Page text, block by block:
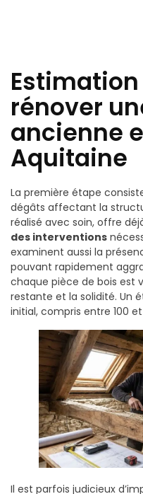
rénover
ancienne
Aquitaine
La première étape
dégâts affectant la
réalisé avec soin, offre
des interventions
examinent aussi la
pouvant rapidement
chaque pièce de bois est
restante et la solidité. Un
initial, compris entre 100
Il est parfois judicieux